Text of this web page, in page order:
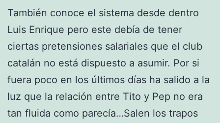
También conoce el sistema desde dentro
Luis Enrique pero este debía de tener
ciertas pretensiones salariales que el club
catalán no está dispuesto a asumir. Por si
fuera poco en los últimos días ha salido a la
luz que la relación entre Tito y Pep no era
tan fluida como parecía…Salen los trapos